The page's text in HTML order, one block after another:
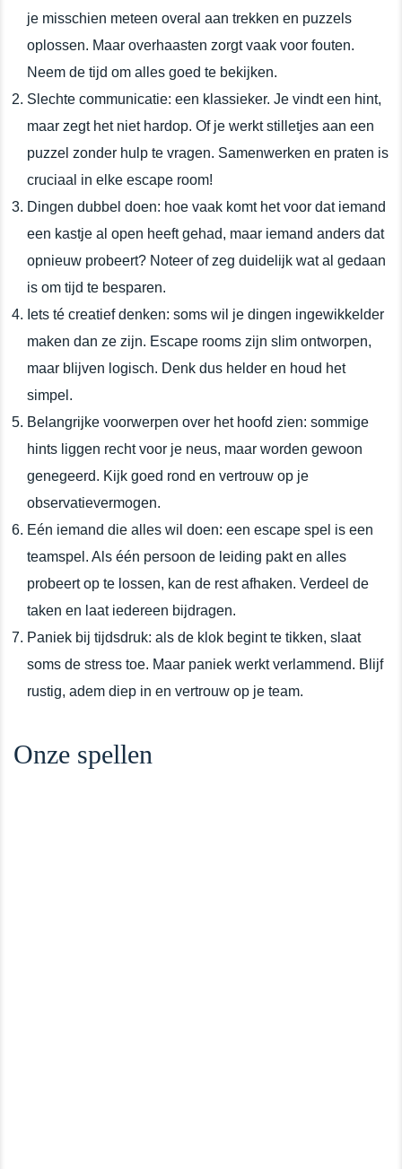
je misschien meteen overal aan trekken en puzzels
oplossen. Maar overhaasten zorgt vaak voor fouten.
Neem de tijd om alles goed te bekijken.
Slechte communicatie: een klassieker. Je vindt een hint,
maar zegt het niet hardop. Of je werkt stilletjes aan een
puzzel zonder hulp te vragen. Samenwerken en praten is
cruciaal in elke escape room!
Dingen dubbel doen: hoe vaak komt het voor dat iemand
een kastje al open heeft gehad, maar iemand anders dat
opnieuw probeert? Noteer of zeg duidelijk wat al gedaan
is om tijd te besparen.
Iets té creatief denken: soms wil je dingen ingewikkelder
maken dan ze zijn. Escape rooms zijn slim ontworpen,
maar blijven logisch. Denk dus helder en houd het
simpel.
Belangrijke voorwerpen over het hoofd zien: sommige
hints liggen recht voor je neus, maar worden gewoon
genegeerd. Kijk goed rond en vertrouw op je
observatievermogen.
Eén iemand die alles wil doen: een escape spel is een
teamspel. Als één persoon de leiding pakt en alles
probeert op te lossen, kan de rest afhaken. Verdeel de
taken en laat iedereen bijdragen.
Paniek bij tijdsdruk: als de klok begint te tikken, slaat
soms de stress toe. Maar paniek werkt verlammend. Blijf
rustig, adem diep in en vertrouw op je team.
Onze spellen